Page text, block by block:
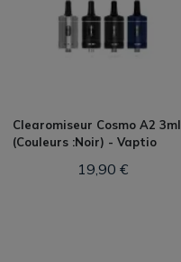
Clearomiseur Cosmo A2 3ml
(Couleurs :Noir) - Vaptio
19,90 €